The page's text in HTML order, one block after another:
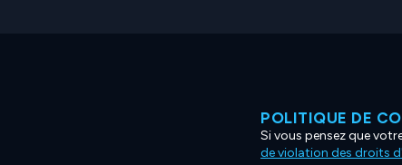
POLITIQUE DE
Si vous pensez que
de violation des droits